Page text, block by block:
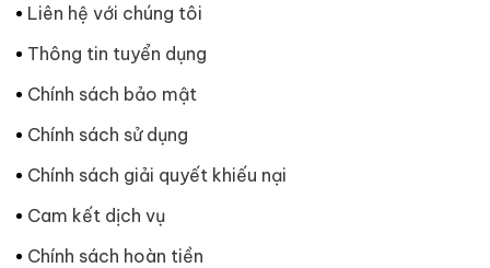
Liên hệ với chúng tôi
Thông tin tuyển dụng
Chính sách bảo mật
Chính sách sử dụng
Chính sách giải quyết khiếu nại
Cam kết dịch vụ
Chính sách hoàn tiền